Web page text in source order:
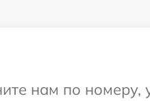
нам по номеру,